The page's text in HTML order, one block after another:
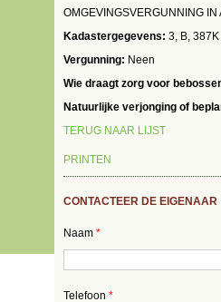
OMGEVINGSVERGUNNING IN
Kadastergegevens: 3, B, 387K
Vergunning: Neen
Wie draagt zorg voor
Natuurlijke verjonging of
TERUG NAAR LIJST
PRINTEN
CONTACTEER DE EIGENAAR
Naam *
Telefoon *